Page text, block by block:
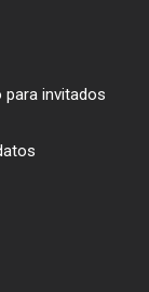
invitados